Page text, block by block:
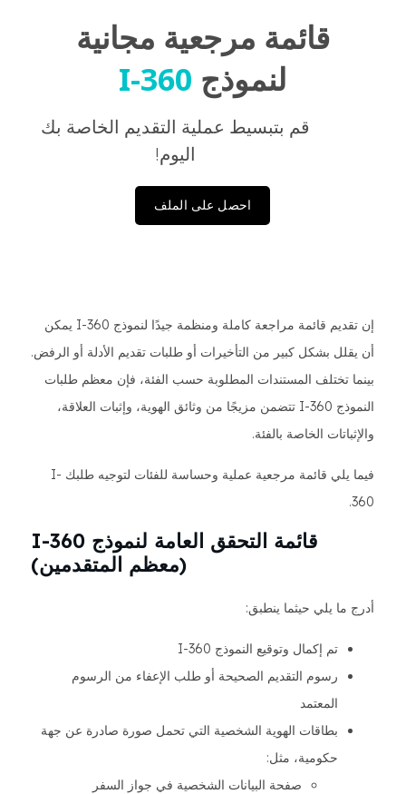
قائمة مرجعية مجانية
لنموذجI-360
قم بتبسيط عملية التقديم الخاصة بك
اليوم!
احصل على الملف
إن تقديم قائمة مراجعة كاملة ومنظمة جيدًا لنموذج I-360 يمكن
أن يقلل بشكل كبير من التأخيرات أو طلبات تقديم الأدلة أو الرفض.
بينما تختلف المستندات المطلوبة حسب الفئة، فإن معظم طلبات
النموذج I-360 تتضمن مزيجًا من وثائق الهوية، وإثبات العلاقة،
والإثباتات الخاصة بالفئة.
فيما يلي قائمة مرجعية عملية وحساسة للفئات لتوجيه طلبك I-
360.
قائمة التحقق العامة لنموذج I-360
(معظم المتقدمين)
أدرج ما يلي حيثما ينطبق:
تم إكمال وتوقيع النموذج I-360
رسوم التقديم الصحيحة أو طلب الإعفاء من الرسوم
المعتمد
بطاقات الهوية الشخصية التي تحمل صورة صادرة عن جهة
حكومية، مثل:
صفحة البيانات الشخصية في جواز السفر